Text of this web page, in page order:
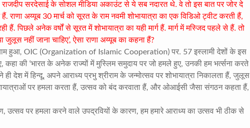
सरदेसाई के सोशल मीडिया अकाउंट से ये सब नदारत थे. वे तो इस बात पर जोर दे
राणा अय्यूब 30 मार्च को सूरत के राम नवमी शोभायात्रा का एक विडिओ ट्वीट करती हैं,
पिछले अनेक वर्षों से सूरत में शोभायात्रा का यही मार्ग हैं. मार्ग में मस्जिद पहले से हैं. तो
जुलूस नहीं जाना चाहिए’, ऐसा राणा अय्यूब का कहना हैं?
हुआ, OIC (Organization of Islamic Cooperation) पर. 57 इस्लामी देशों के इस
की ‘भारत के अनेक राज्यों में मुस्लिम समुदाय पर जो हमले हुए, उनकी हम भर्त्सना करते
ही देश में हिन्दू, अपने आराध्य प्रभु श्रीराम के जन्मोत्सव पर शोभायात्रा निकालता हैं, जुलूस
पर हमला करता हैं, उत्सव को बंद करवाता हैं, और ओआईसी जैसा संगठन कहता हैं,
उत्सव पर हमला करने वाले उपद्रवियों के कारण, हम हमारे आराध्य का उत्सव भी ठीक से